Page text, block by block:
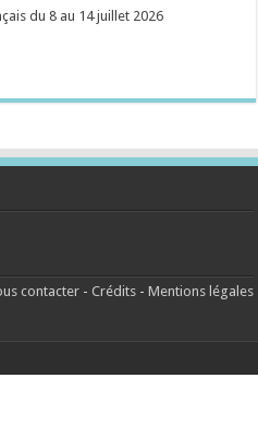
du 8 au 14 juillet 2026
contacter- Crédits- Mentions légales